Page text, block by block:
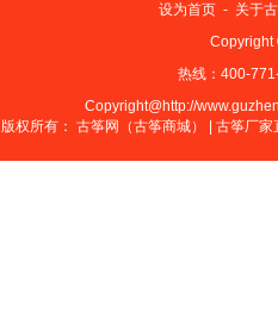
设为首页 - 关于
Copyright
热线：400-
Copyright@http://
版权所有：
古筝网（古筝商城） 古筝厂家